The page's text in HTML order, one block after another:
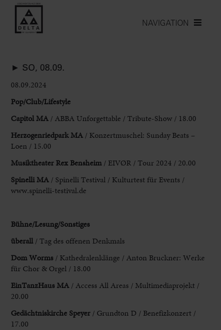
NAVIGATION
► SO, 08.09.
08.09.2024
Pop/Club/Lifestyle
Capitol MA / ABBA Unforgettable / Tribute-Show / 18.00
Herzogenriedpark MA / Konzertmuschel: Sunday Beats –
Loen / 15.00
Musiktheater Rex Bensheim / EIVØR / Tour 2024 / 20.00
Spinelli MA / Spinelli Testival / Kulturtest für Events /
www.spinelli-testival.de
Bühne/Lesung/Sonstiges
überall/ Tag des offenen Denkmals
DomWorms / Kathedralenklänge / Anton Bruckner: Werke
für Chor & Orgel / 18.00
EinTanzHaus MA / Access All Areas / Multimediaprojekt /
20.00
Gedächtniskirche Speyer / Grundton D / Benefizkonzert /
17.00